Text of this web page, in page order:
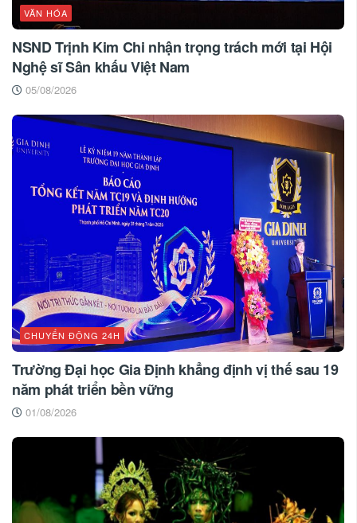
VĂN HÓA
NSND Trịnh Kim Chi nhận trọng trách mới tại Hội
Nghệ sĩ Sân khấu Việt Nam
05/08/2026
CHUYỂN ĐỘNG 24H
Trường Đại học Gia Định khẳng định vị thế sau 19
năm phát triển bền vững
01/08/2026